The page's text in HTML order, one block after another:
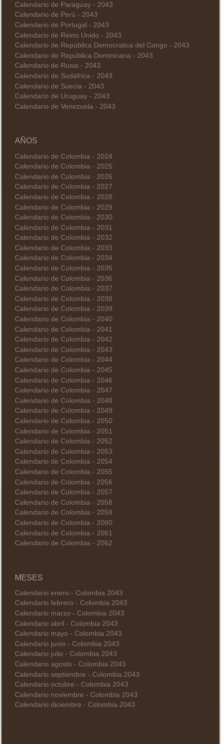
Calendario de Paraguay - 2043
Calendario de Perú - 2043
Calendario de Portugal - 2043
Calendario de Reino Unido - 2043
Calendario de República Democratica del Congo - 2043
Calendario de República Dominicana - 2043
Calendario de Rusia - 2043
Calendario de Sudáfrica - 2043
Calendario de Suecia - 2043
Calendario de Uruguay - 2043
Calendario de Venezuela - 2043
AÑOS
Calendario de Colombia - 2024
Calendario de Colombia - 2025
Calendario de Colombia - 2026
Calendario de Colombia - 2027
Calendario de Colombia - 2028
Calendario de Colombia - 2029
Calendario de Colombia - 2030
Calendario de Colombia - 2031
Calendario de Colombia - 2032
Calendario de Colombia - 2033
Calendario de Colombia - 2034
Calendario de Colombia - 2035
Calendario de Colombia - 2036
Calendario de Colombia - 2037
Calendario de Colombia - 2038
Calendario de Colombia - 2039
Calendario de Colombia - 2040
Calendario de Colombia - 2041
Calendario de Colombia - 2042
Calendario de Colombia - 2043
Calendario de Colombia - 2044
Calendario de Colombia - 2045
Calendario de Colombia - 2046
Calendario de Colombia - 2047
Calendario de Colombia - 2048
Calendario de Colombia - 2049
Calendario de Colombia - 2050
Calendario de Colombia - 2051
Calendario de Colombia - 2052
Calendario de Colombia - 2053
Calendario de Colombia - 2054
Calendario de Colombia - 2055
Calendario de Colombia - 2056
Calendario de Colombia - 2057
Calendario de Colombia - 2058
Calendario de Colombia - 2059
Calendario de Colombia - 2060
Calendario de Colombia - 2061
Calendario de Colombia - 2062
MESES
Calendario enero - Colombia 2043
Calendario febrero - Colombia 2043
Calendario marzo - Colombia 2043
Calendario abril - Colombia 2043
Calendario mayo - Colombia 2043
Calendario junio - Colombia 2043
Calendario julio - Colombia 2043
Calendario agosto - Colombia 2043
Calendario septiembre - Colombia 2043
Calendario octubre - Colombia 2043
Calendario noviembre - Colombia 2043
Calendario diciembre - Colombia 2043